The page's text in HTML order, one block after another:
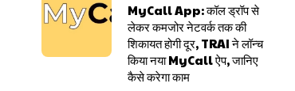
MyCall App: कॉल ड्रॉप से
लेकर कमजोर नेटवर्क तक की
शिकायत होगी दूर, TRAI ने लॉन्च
किया नया MyCall ऐप, जानिए
कैसे करेगा काम